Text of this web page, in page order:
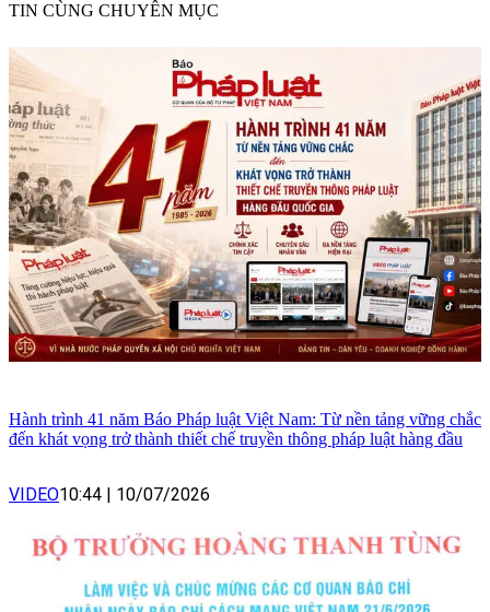
TIN CÙNG CHUYÊN MỤC
Hành trình 41 năm Báo Pháp luật Việt Nam: Từ nền tảng vững chắc
đến khát vọng trở thành thiết chế truyền thông pháp luật hàng đầu
VIDEO10:44 | 10/07/2026